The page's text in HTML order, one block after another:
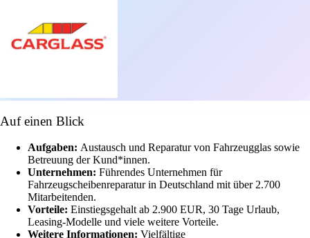
Auf einen Blick
Aufgaben: Austausch und Reparatur von Fahrzeugglas sowie
Betreuung der Kund*innen.
Unternehmen: Führendes Unternehmen für
Fahrzeugscheibenreparatur in Deutschland mit über 2.700
Mitarbeitenden.
Vorteile: Einstiegsgehalt ab 2.900 EUR, 30 Tage Urlaub,
Leasing-Modelle und viele weitere Vorteile.
Weitere Informationen: Vielfältige